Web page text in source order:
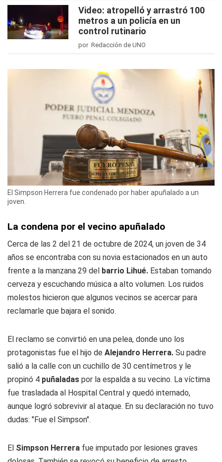
Video: atropelló y arrastró 100
metros a un policía en un
control rutinario
por Redacción de UNO
El Simpson Herrera fue condenado por haber apuñalado a un
joven.
La condena por el vecino apuñalado
Cerca de las 2 del 21 de octubre de 2024, un joven de 34
años se encontraba con su novia estacionados en un auto
frente a la manzana 29 del barrio Lihué. Estaban tomando
cerveza y escuchando música a alto volumen. Los ruidos
molestos hicieron que algunos vecinos se acercar para
reclamarle que bajara el sonido.
El reclamo se convirtió en una pelea, donde uno los
protagonistas fue el hijo de Alejandro Herrera. Su padre
salió a la calle con un cuchillo de 30 centímetros y le
propinó 4 puñaladas por la espalda a su vecino. La víctima
fue trasladada al Hospital Central y quedó internado,
aunque logró sobrevivir al ataque. En su declaración no tuvo
dudas: "Fue el Simpson".
El Simpson Herrera fue imputado por lesiones graves